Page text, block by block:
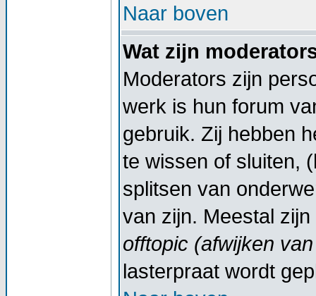
Naar boven
Wat zijn
Moderators zijn
werk is hun forum
gebruik. Zij hebben
te wissen of sluiten,
splitsen van
van zijn. Meestal
offtopic (afwijken
lasterpraat wordt